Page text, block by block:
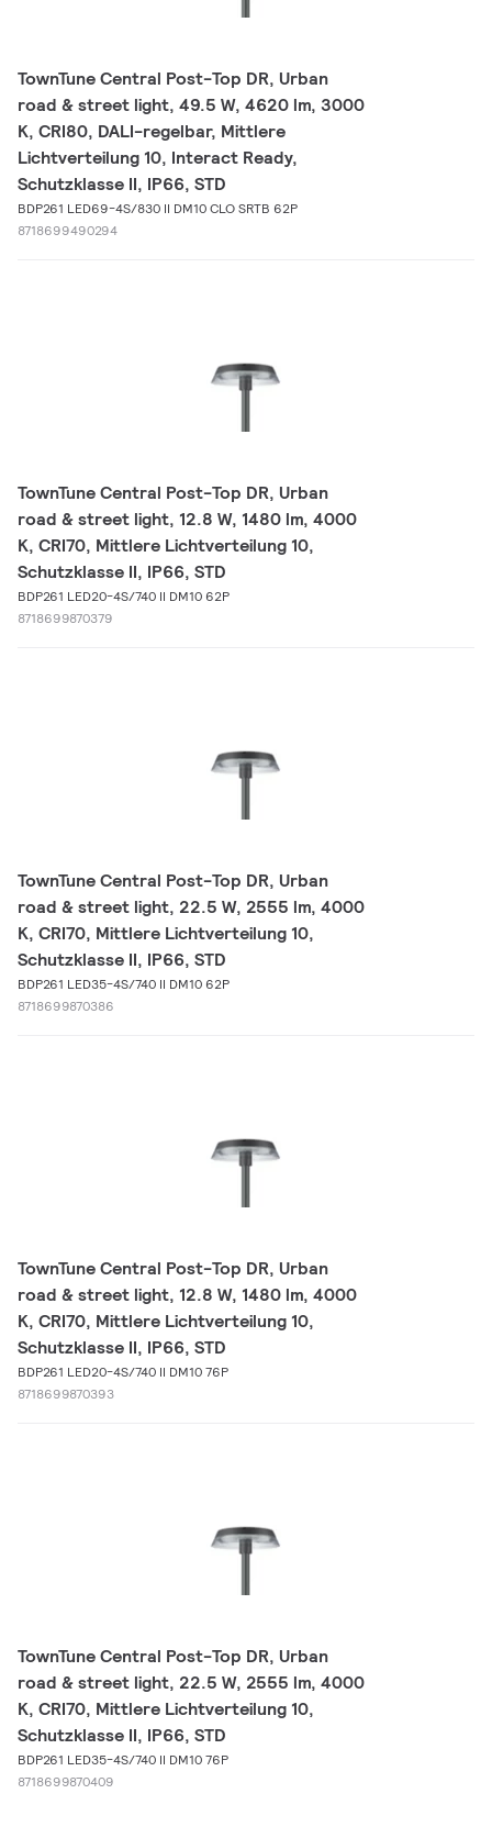
TownTune Central Post-Top DR, Urban
road & street light, 49.5 W, 4620 lm, 3000
K, CRI80, DALI-regelbar, Mittlere
Lichtverteilung 10, Interact Ready,
Schutzklasse II, IP66, STD
BDP261 LED69-4S/830 II DM10 CLO SRTB 62P
8718699490294
TownTune Central Post-Top DR, Urban
road & street light, 12.8 W, 1480 lm, 4000
K, CRI70, Mittlere Lichtverteilung 10,
Schutzklasse II, IP66, STD
BDP261 LED20-4S/740 II DM10 62P
8718699870379
TownTune Central Post-Top DR, Urban
road & street light, 22.5 W, 2555 lm, 4000
K, CRI70, Mittlere Lichtverteilung 10,
Schutzklasse II, IP66, STD
BDP261 LED35-4S/740 II DM10 62P
8718699870386
TownTune Central Post-Top DR, Urban
road & street light, 12.8 W, 1480 lm, 4000
K, CRI70, Mittlere Lichtverteilung 10,
Schutzklasse II, IP66, STD
BDP261 LED20-4S/740 II DM10 76P
8718699870393
TownTune Central Post-Top DR, Urban
road & street light, 22.5 W, 2555 lm, 4000
K, CRI70, Mittlere Lichtverteilung 10,
Schutzklasse II, IP66, STD
BDP261 LED35-4S/740 II DM10 76P
8718699870409